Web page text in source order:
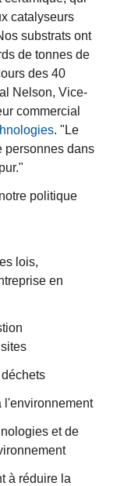
catalyseurs
substrats ont
de tonnes de
des 40
Nelson, Vice-
commercial
. "Le
personnes dans
politique
lois,
en
l'environnement
et de
à réduire la